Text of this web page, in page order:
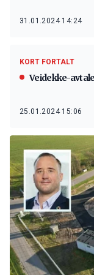
31.01.2024 14:24
KORT FORTALT
Veidekke-
25.01.2024 15:06